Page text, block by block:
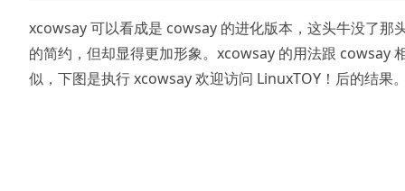
xcowsay 可以看成是 cowsay 的进化版本，这头牛没了那
的简约，但却显得更加形象。xcowsay 的用法跟 cowsay
似，下图是执行 xcowsay 欢迎访问 LinuxTOY！后的结果